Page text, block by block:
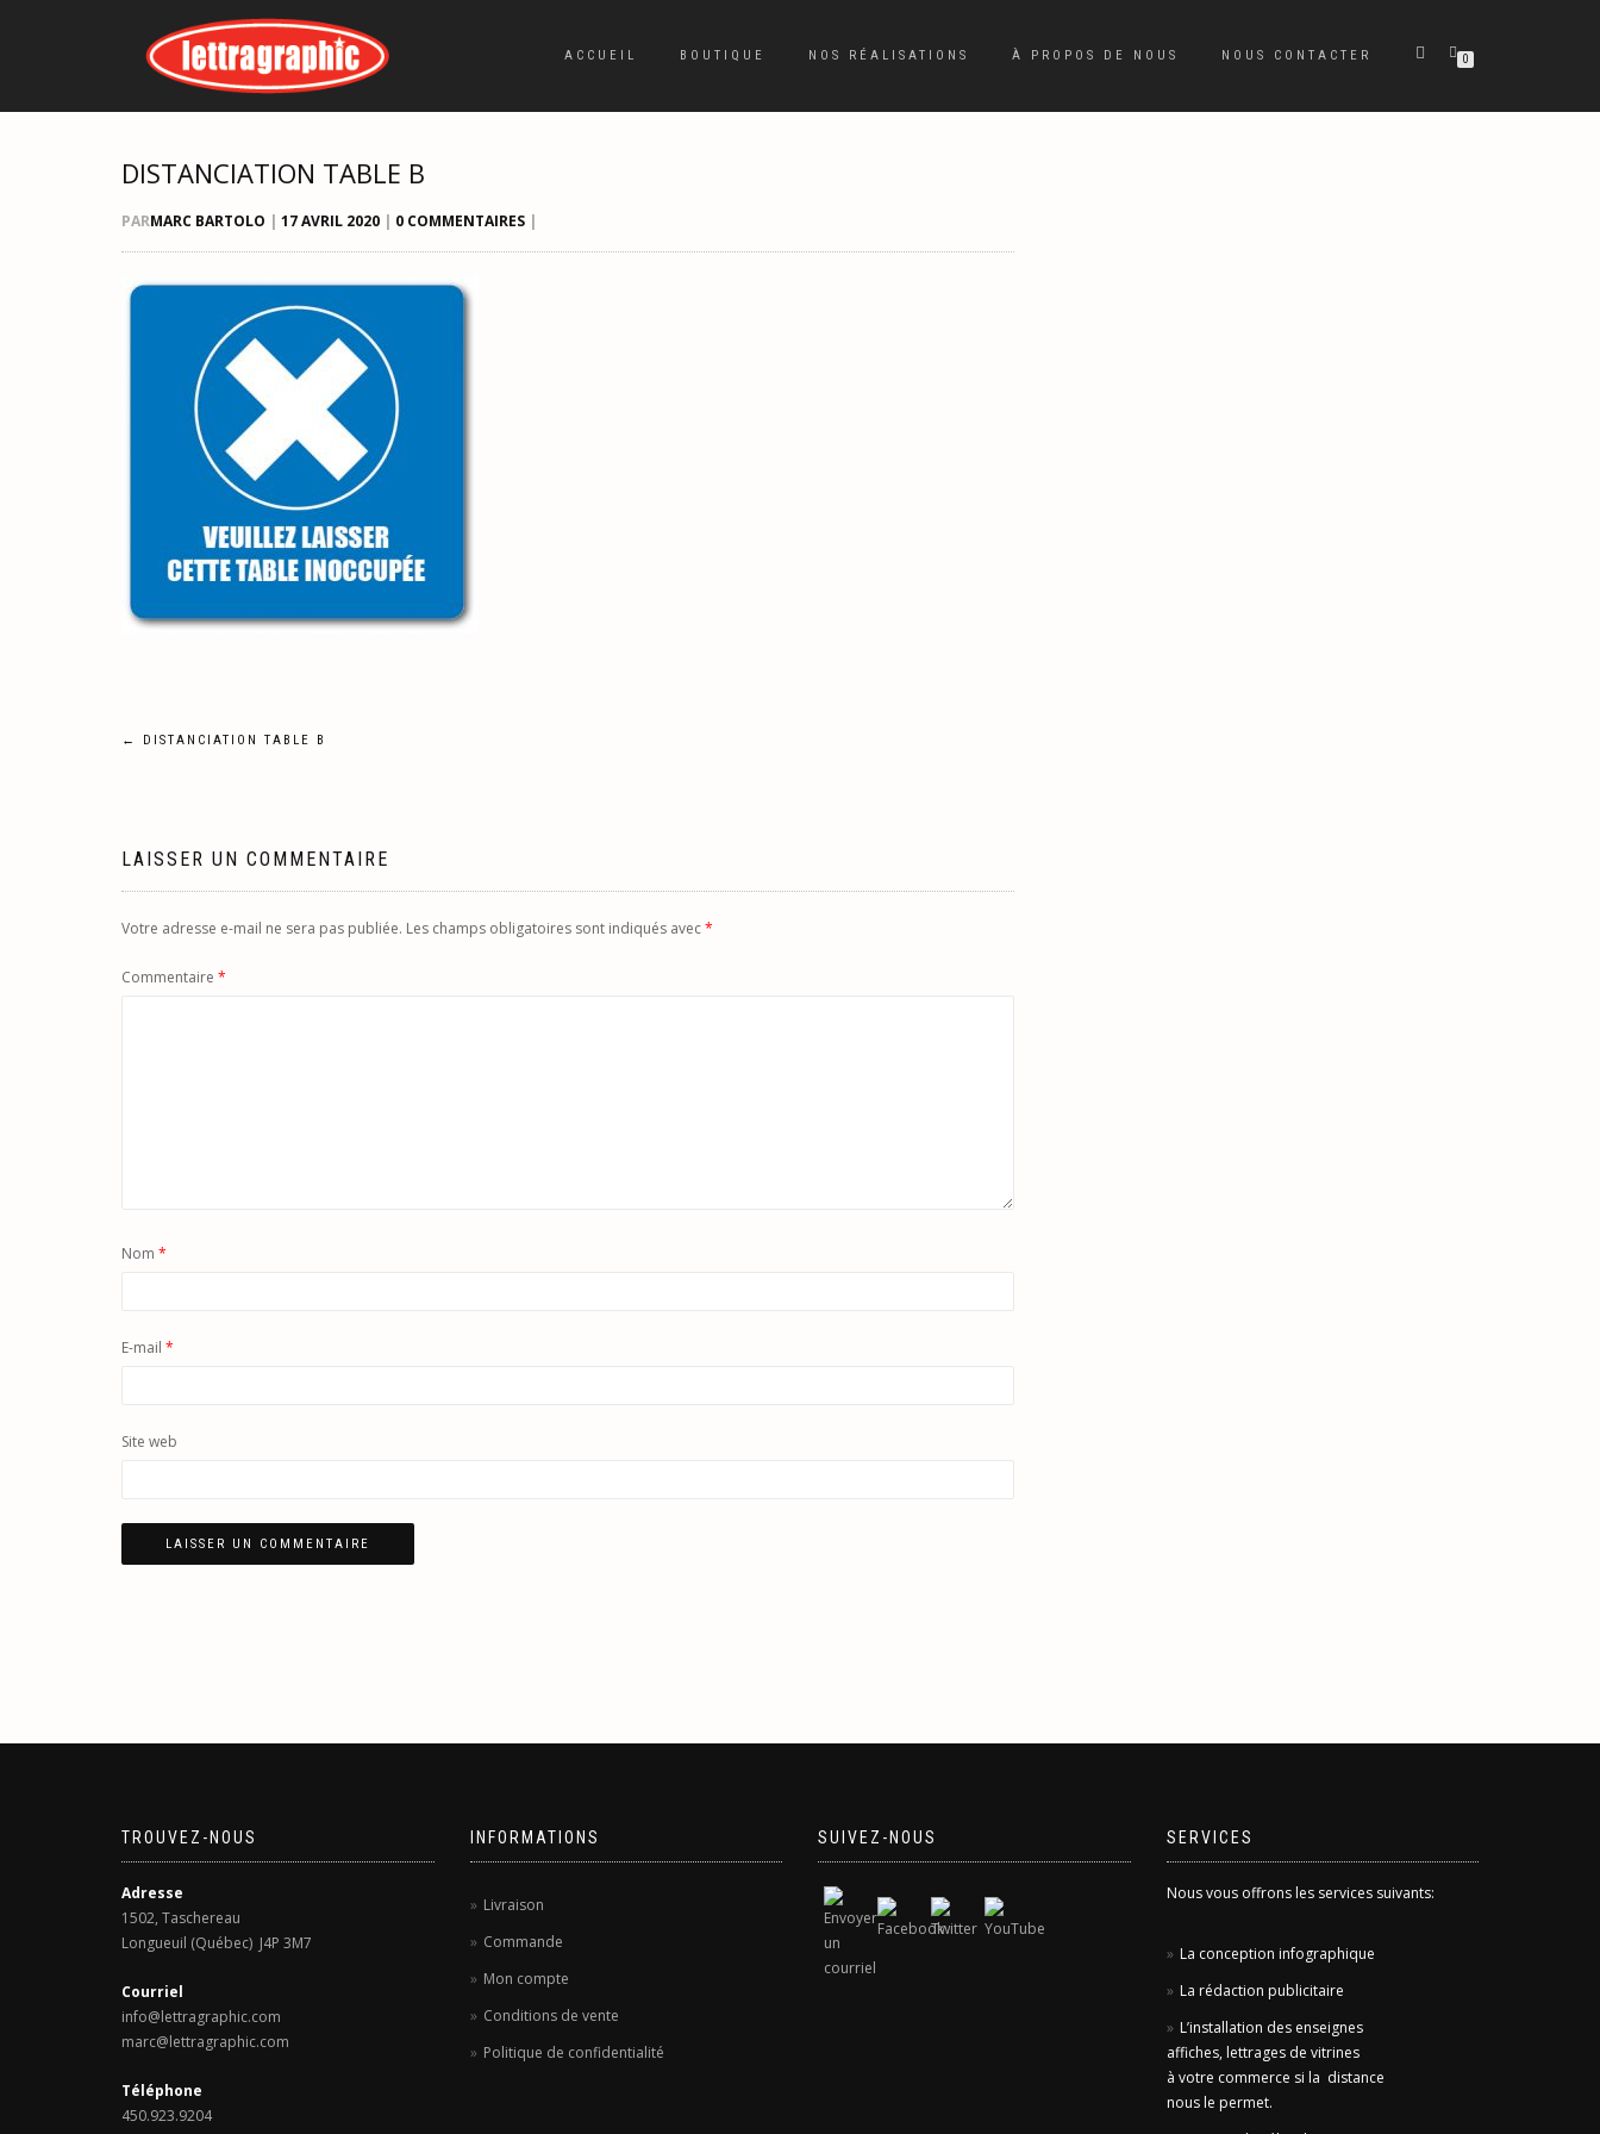
ACCUEIL BOUTIQUE NOS RÉALISATIONS À PROPOS DE NOUS NOUS CONTACTER 0
DISTANCIATION TABLE B
PARMARC BARTOLO | 17 AVRIL 2020 | 0 COMMENTAIRES |
Navigation
l’article
← DISTANCIATION TABLE B
LAISSER UN COMMENTAIRE
Votre adresse e-mail ne sera pas publiée. Les champs obligatoires sont indiqués avec*
Commentaire *
Nom *
E-mail *
Site web
TROUVEZ-NOUS
Adresse
1502, Taschereau
Longueuil (Québec) J4P 3M7
Courriel
info@lettragraphic.com
marc@lettragraphic.com
Téléphone
450.923.9204
INFORMATIONS
Livraison
Commande
Mon compte
Conditions de vente
Politique de confidentialité
SUIVEZ-NOUS SERVICES
Nous vous offrons les services suivants:
La conception infographique
La rédaction publicitaire
L’installation des enseignes
affiches, lettrages de vitrines
à votre commerce si la distance
nous le permet.